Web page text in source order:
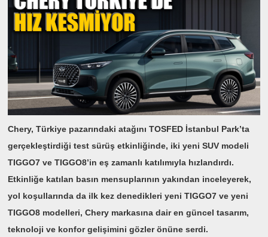
Chery, Türkiye pazarındaki atağını TOSFED İstanbul Park’ta
gerçekleştirdiği test sürüş etkinliğinde, iki yeni SUV modeli
TIGGO7 ve TIGGO8’in eş zamanlı katılımıyla hızlandırdı.
Etkinliğe katılan basın mensuplarının yakından inceleyerek,
yol koşullarında da ilk kez denedikleri yeni TIGGO7 ve yeni
TIGGO8 modelleri, Chery markasına dair en güncel tasarım,
teknoloji ve konfor gelişimini gözler önüne serdi.